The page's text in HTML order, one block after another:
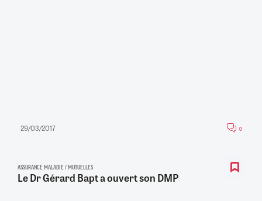
29/03/2017 0
ASSURANCE MALADIE / MUTUELLES
Le Dr Gérard Bapt a ouvert son DMP